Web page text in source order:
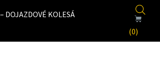
DOJAZDOVÉ KOLESÁ
(0)